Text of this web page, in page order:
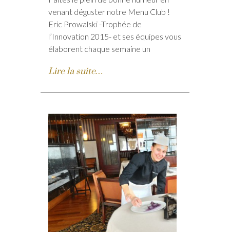
venant déguster notre Menu Club !
Eric Prowalski -Trophée de
l’Innovation 2015- et ses équipes vous
élaborent chaque semaine un
Lire la suite…